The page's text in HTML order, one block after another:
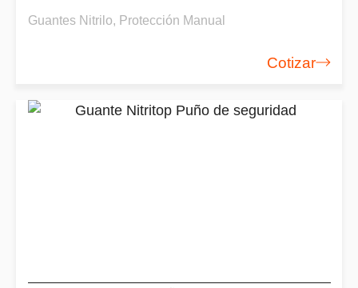
Guantes Nitrilo, Protección Manual
Cotizar